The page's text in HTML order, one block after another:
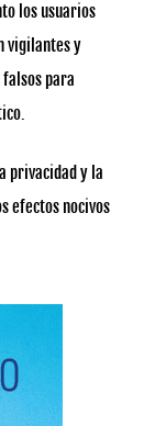
los usuarios
vigilantes y
para
privacidad y la
efectos nocivos